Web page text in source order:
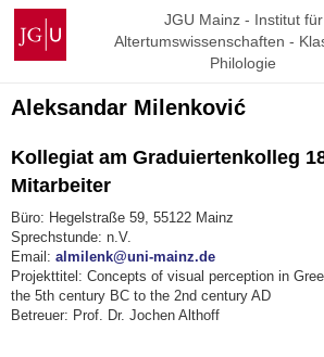
Zum
Inhalt
springen
Johannes
Gutenberg-
Universität
JGU Mainz - Institut für
Altertumswissenschaften -
Philologie
Aleksandar Milenković
Kollegiat am Graduiertenkolleg
Mitarbeiter
Büro: Hegelstraße 59, 55122 Mainz
Sprechstunde: n.V.
Email: almilenk@uni-mainz.de
Projekttitel: Concepts of visual perception in
the 5th century BC to the 2nd century AD
Betreuer: Prof. Dr. Jochen Althoff